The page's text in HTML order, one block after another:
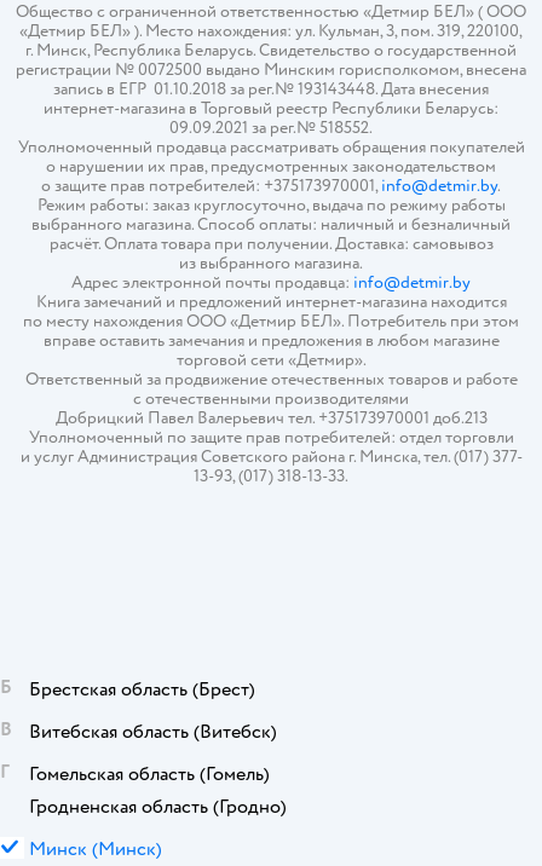
Общество с ограниченной ответственностью «Детмир БЕЛ» ( ООО
«Детмир БЕЛ» ). Место нахождения: ул. Кульман, 3, пом. 319, 220100,
г. Минск, Республика Беларусь. Свидетельство о государственной
регистрации № 0072500 выдано Минским горисполкомом, внесена
запись в ЕГР 01.10.2018 за рег.№ 193143448. Дата внесения
интернет-магазина в Торговый реестр Республики Беларусь:
09.09.2021 за рег.№ 518552.
Уполномоченный продавца рассматривать обращения покупателей
о нарушении их прав, предусмотренных законодательством
о защите прав потребителей: +375173970001,info@detmir.by.
Режим работы: заказ круглосуточно, выдача по режиму работы
выбранного магазина. Способ оплаты: наличный и безналичный
расчёт. Оплата товара при получении. Доставка: самовывоз
из выбранного магазина.
Адрес электронной почты продавца: info@detmir.by
Книга замечаний и предложений интернет-магазина находится
по месту нахождения ООО «Детмир БЕЛ». Потребитель при этом
вправе оставить замечания и предложения в любом магазине
торговой сети «Детмир».
Ответственный за продвижение отечественных товаров и работе
с отечественными производителями
Добрицкий Павел Валерьевич тел. +375173970001 доб.213
Уполномоченный по защите прав потребителей: отдел торговли
и услуг Администрация Советского района г. Минска, тел. (017) 377-
13-93, (017) 318-13-33.
Б Брестская область (Брест)
В
Витебская область (Витебск)
Г
Гомельская область (Гомель)
Гродненская область (Гродно)
М Минск (Минск)